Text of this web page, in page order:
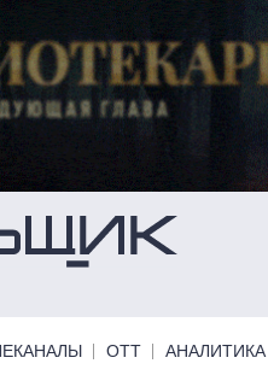
ОТТ АНАЛИТИКА